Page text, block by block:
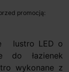
promocją:
lustro LED o
do łazienek
wykonane z